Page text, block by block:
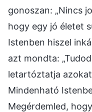
gonoszan: „Nincs
hogy egy jó életet
Istenben hiszel
azt mondta:
letartóztatja
Mindenható
Megérdemled,